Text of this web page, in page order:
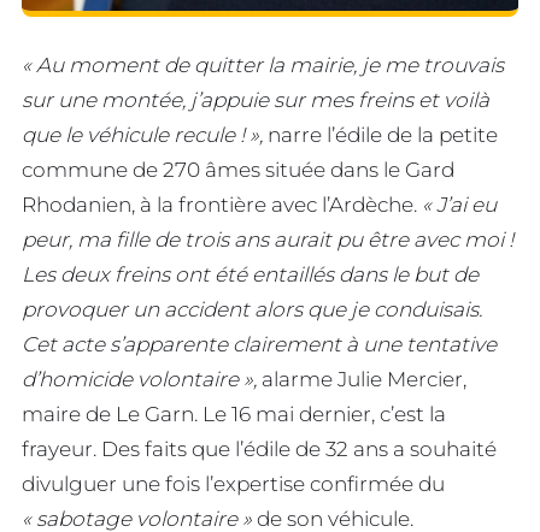
« Au moment de quitter la mairie, je me trouvais
sur une montée, j’appuie sur mes freins et voilà
que le véhicule recule ! », narre l’édile de la petite
commune de 270 âmes située dans le Gard
Rhodanien, à la frontière avec l’Ardèche. « J’ai eu
peur, ma fille de trois ans aurait pu être avec moi !
Les deux freins ont été entaillés dans le but de
provoquer un accident alors que je conduisais.
Cet acte s’apparente clairement à une tentative
d’homicide volontaire », alarme Julie Mercier,
maire de Le Garn. Le 16 mai dernier, c’est la
frayeur. Des faits que l’édile de 32 ans a souhaité
divulguer une fois l’expertise confirmée du
« sabotage volontaire » de son véhicule.